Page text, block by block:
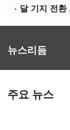
달 기지 전
뉴스리듬
주요 뉴스